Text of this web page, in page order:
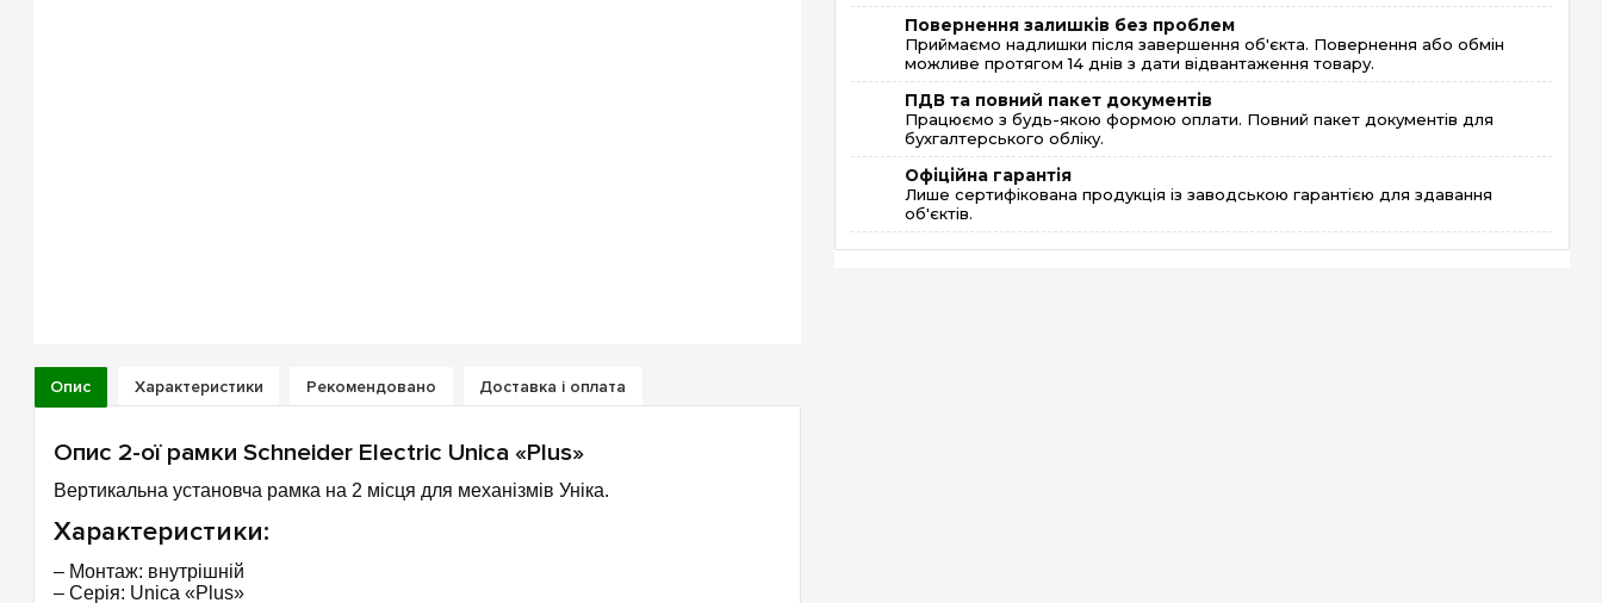
Повернення залишків без проблем
Приймаємо надлишки після завершення об'єкта. Повернення або обмін
можливе протягом 14 днів з дати відвантаження товару.
ПДВ та повний пакет документів
Працюємо з будь-якою формою оплати. Повний пакет документів для
бухгалтерського обліку.
Офіційна гарантія
Лише сертифікована продукція із заводською гарантією для здавання
об'єктів.
Опис Характеристики Рекомендовано Доставка і оплата
Опис 2-ої рамки Schneider Electric Unica «Plus»
Вертикальна установча рамка на 2 місця для механізмів Уніка.
Характеристики:
– Монтаж: внутрішній
– Серія: Unica «Plus»